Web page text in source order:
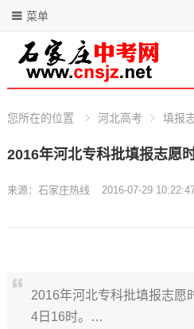
菜单
您所在的位置 河北高考 填报
2016年河北专科批填报志愿
来源：石家庄热线 2016-07-29
2016年河北专科批填报志愿
4日16时。…